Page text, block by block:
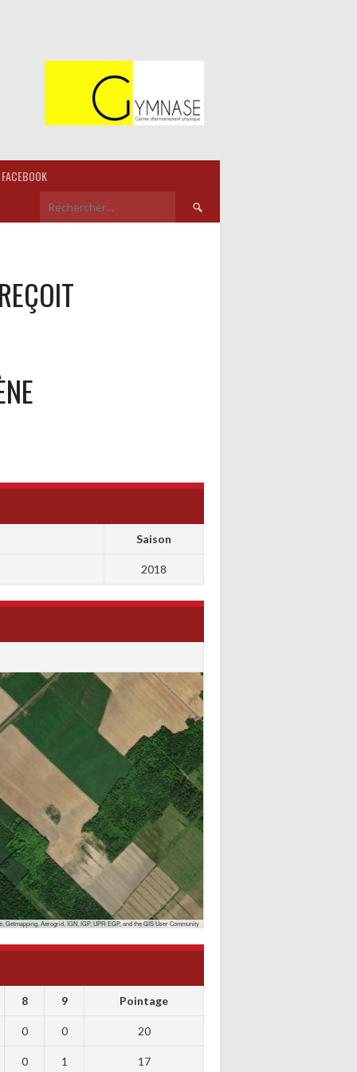
FACEBOOK
Rechercher :
REÇOIT
Saison
2018
Aerogrid, IGN, IGP, UPR-EGP, and the GIS User Community
8 9 Pointage
0 0 20
0 1 17